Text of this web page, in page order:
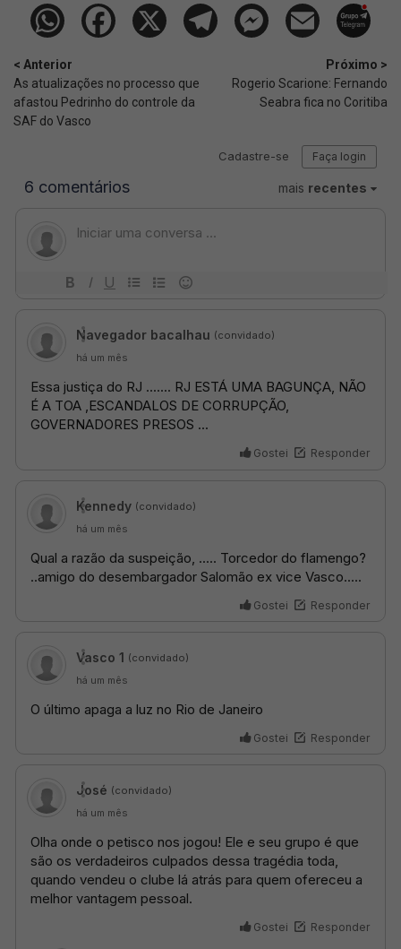
< Anterior
As atualizações no processo que
afastou Pedrinho do controle da
SAF do Vasco
Próximo >
Rogerio Scarione: Fernando
Seabra fica no Coritiba